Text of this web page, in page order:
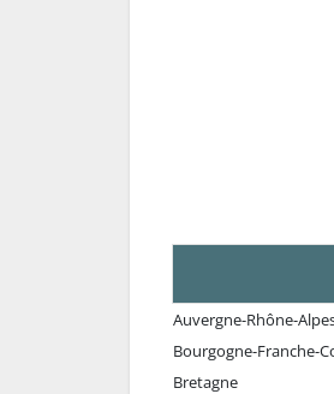
Auvergne-Rhône-
Bourgogne-Franche-
Bretagne